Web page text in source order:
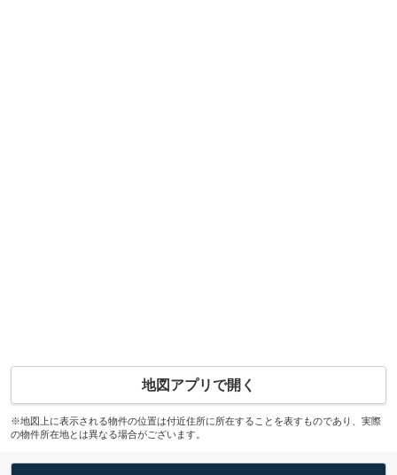
地図アプリで開く
※地図上に表示される物件の位置は付近住所に所在することを表すものであり、実際
の物件所在地とは異なる場合がございます。